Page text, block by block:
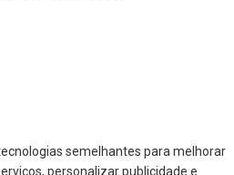
semelhantes para melhorar
personalizar publicidade e